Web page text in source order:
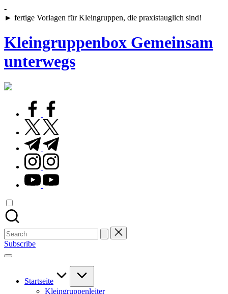
Skip
to
-
► fertige Vorlagen für Kleingruppen, die praxistauglich sind!
Kleingruppenbox Gemeinsam
unterwegs
Gemeinsam
wachsen,
leben
facebook.com
twitter.com
t.me
instagram.com
youtube.com
Search
for:
Subscribe
Startseite
Kleingruppenleiter